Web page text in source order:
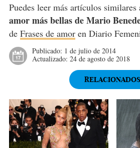
Puedes leer más artículos similares
amor más bellas de Mario
de Frases de amoren Diario
Publicado: 1 de julio de 2014
Actualizado: 24 de agosto de 2018
RELACIONADOS